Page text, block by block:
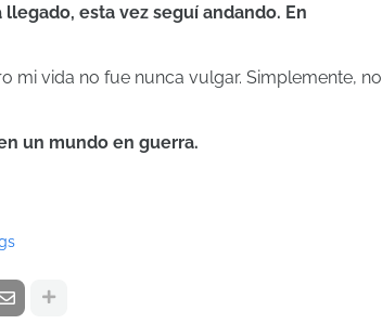
esta vez seguí andando. En
mi vida no fue nunca vulgar. Simplemente, no
un mundo en guerra.